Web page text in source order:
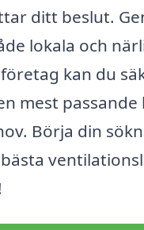
ditt beslut.
lokala och
kan du
mest passande
Börja din